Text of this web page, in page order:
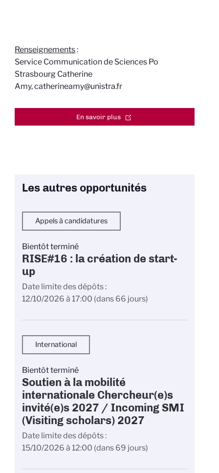
Renseignements:
Service Communication de Sciences Po
Strasbourg Catherine
Amy, catherineamy@unistra.fr
En savoir plus
Les autres opportunités
Appels à candidatures
Bientôt terminé
RISE#16 : la création de start-
up
Date limite des dépôts
12/10/2026 à 17:00 (dans 66 jours)
International
Bientôt terminé
Soutien à la mobilité
internationale Chercheur(e)s
invité(e)s 2027 / Incoming SMI
(Visiting scholars) 2027
Date limite des dépôts
15/10/2026 à 12:00 (dans 69 jours)